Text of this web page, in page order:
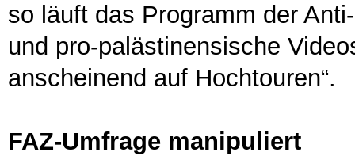
so läuft das Programm der
und pro-palästinensische
anscheinend auf Hochtouren“.
FAZ-Umfrage manipuliert